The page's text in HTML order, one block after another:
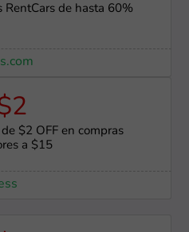
RentCars de hasta 60%
$2 OFF en compras
a $15